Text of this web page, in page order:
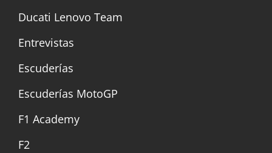
Ducati Lenovo Team
Entrevistas
Escuderías
Escuderías MotoGP
F1 Academy
F2